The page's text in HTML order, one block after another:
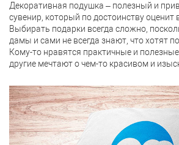
Декоративная подушка – полезный и
сувенир, который по достоинству оценит
Выбирать подарки всегда сложно,
дамы и сами не всегда знают, что хотят
Кому-то нравятся практичные и
другие мечтают о чем-то красивом и